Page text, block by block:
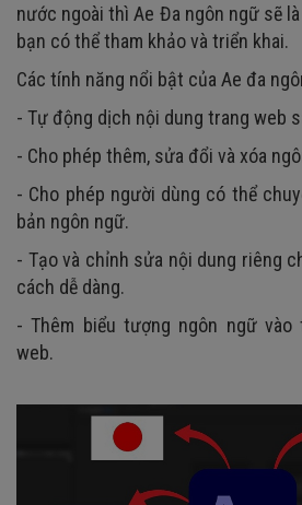
nước ngoài thì Ae Đa ngôn ngữ sẽ
bạn có thể tham khảo và triển khai.
Các tính năng nổi bật của Ae đa
- Tự động dịch nội dung trang web
- Cho phép thêm, sửa đổi và xóa
- Cho phép người dùng có thể
bản ngôn ngữ.
- Tạo và chỉnh sửa nội dung riêng
cách dễ dàng.
- Thêm biểu tượng ngôn ngữ vào
web.